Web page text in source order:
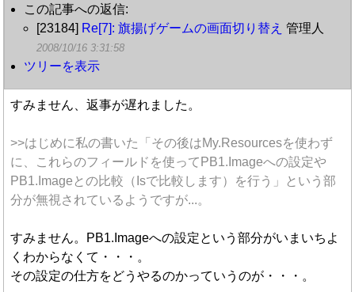
この記事への返信:
[23184] Re[7]: 旗揚げゲームの画面切り替え 管理人
2008/10/16 3:31:58
ツリーを表示
すみません、返事が遅れました。
>>はじめに私の書いた「その後はMy.Resourcesを使わず
に、これらのフィールドを使ってPB1.Imageへの設定や
PB1.Imageとの比較（Isで比較します）を行う」という部
分が無視されているようですが...。
すみません。PB1.Imageへの設定という部分がいまいちよ
くわからなくて・・・。
その設定の仕方をどうやるのかっていうのが・・・。